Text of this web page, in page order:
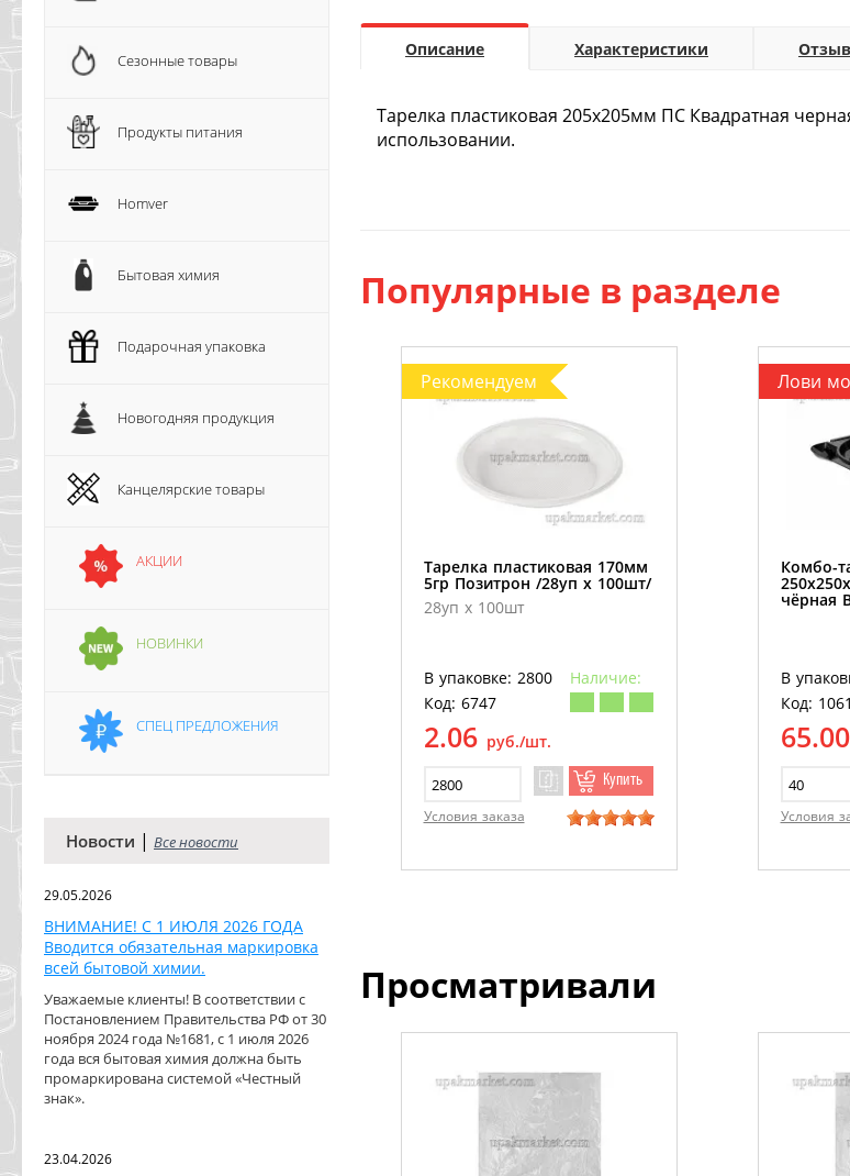
Сезонные товары
Продукты питания
Homver
Бытовая химия
Подарочная упаковка
Новогодняя продукция
Канцелярские товары
АКЦИИ
НОВИНКИ
СПЕЦ ПРЕДЛОЖЕНИЯ
Новости | Все новости
29.05.2026
ВНИМАНИЕ! С 1 ИЮЛЯ 2026 ГОДА
Вводится обязательная маркировка
всей бытовой химии.
Уважаемые клиенты! В соответствии с
Постановлением Правительства РФ от 30
ноября 2024 года №1681, с 1 июля 2026
года вся бытовая химия должна быть
промаркирована системой «Честный
знак».
23.04.2026
Описание Характеристики
Тарелка пластиковая 205х205мм ПС Квадратная
использовании.
Популярные в разделе
Рекомендуем
Тарелка пластиковая 170мм
5гр Позитрон /28уп х 100шт/
28уп х 100шт
В упаковке: 2800
Наличие:
Код: 6747
2.06 руб./шт.
Купить
Условия заказа
Лови
Комбо-
чёрная
В
Код:
65.00
Условия
Просматривали